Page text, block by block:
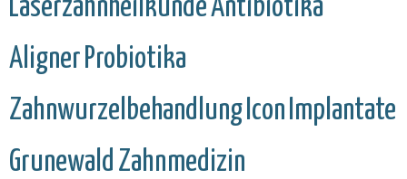
LaserzahnheilkundeAntibiotika
Aligner Probiotika
Zahnwurzelbehandlung Icon Implantate
Grunewald Zahnmedizin